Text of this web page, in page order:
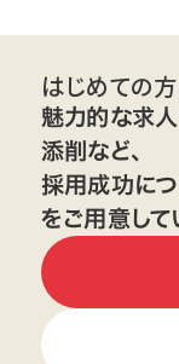
はじめての
魅力的な求
添削など、
採用成功に
をご用意して